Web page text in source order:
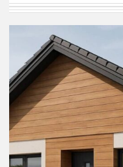
poza zwykłą